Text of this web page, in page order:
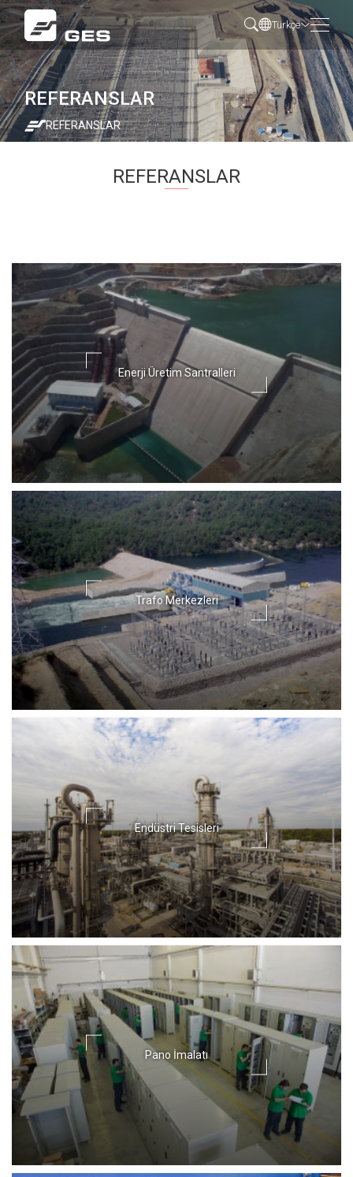
Türkçe
REFERANSLAR
REFERANSLAR
REFERANSLAR
Enerji Üretim Santralleri
Trafo Merkezleri
Endüstri Tesisleri
Pano İmalatı